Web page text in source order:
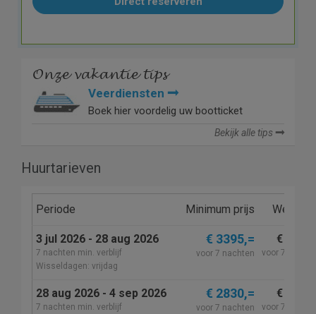
Onze vakantie tips
Veerdiensten
Boek hier voordelig uw bootticket
Bekijk alle tips
Huurtarieven
Periode Minimum prijs
3 jul 2026 - 28 aug 2026
7 nachten min. verblijf
Wisseldagen: vrijdag
€ 3395,=
voor 7 nachten
€
voor 7
28 aug 2026 - 4 sep 2026
7 nachten min. verblijf
€ 2830,=
voor 7 nachten
€
voor 7